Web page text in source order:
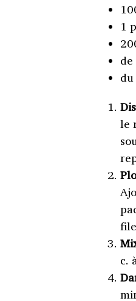
1
de
le
c.